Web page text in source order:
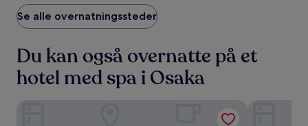
Se alle overnatningssteder
Du kan også overnatte på et
hotel med spa i Osaka
Hotel Monterey Le Frere Osaka LIBER